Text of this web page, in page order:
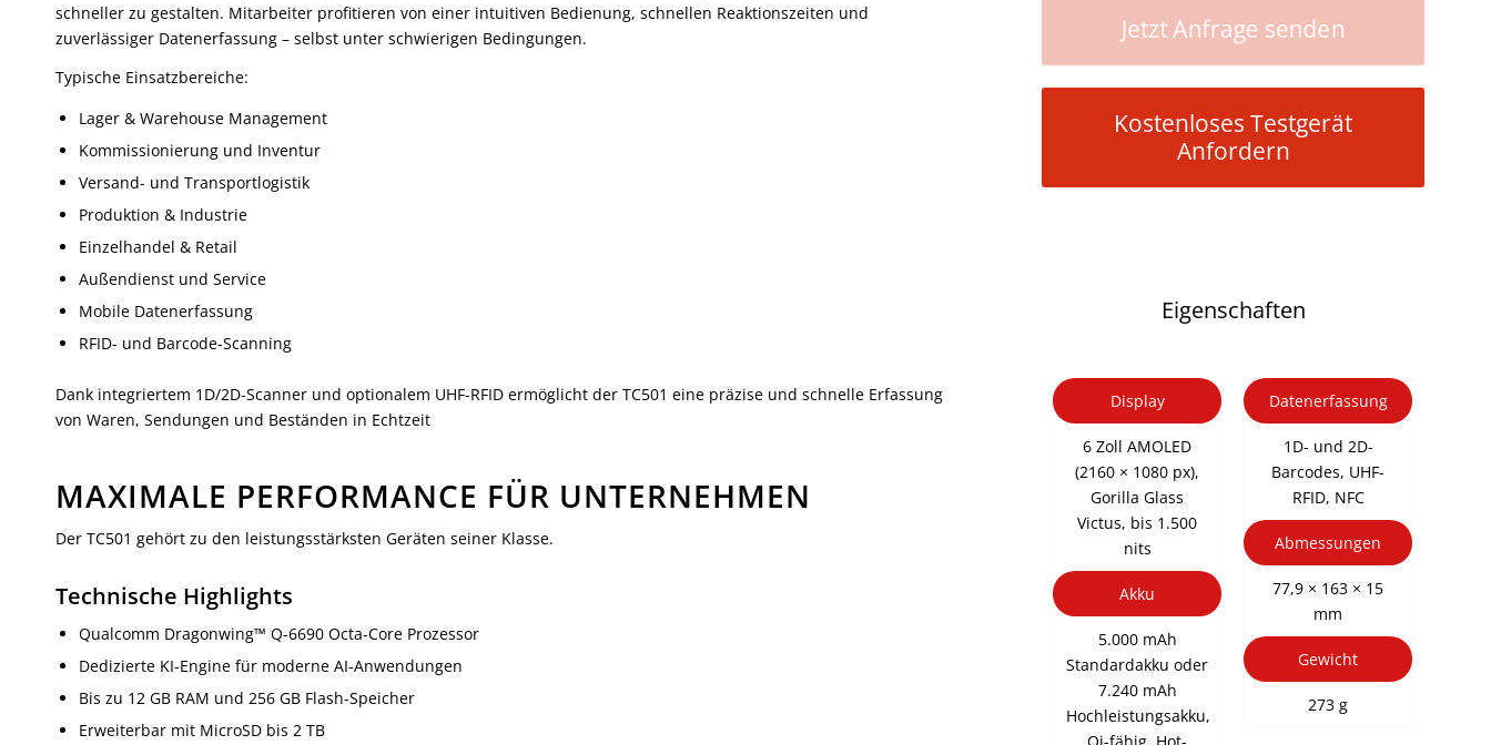
schneller zu gestalten. Mitarbeiter profitieren von einer intuitiven Bedienung, schnellen Reaktionszeiten und
zuverlässiger Datenerfassung – selbst unter schwierigen Bedingungen.
Typische Einsatzbereiche:
Lager & Warehouse Management
Kommissionierung und Inventur
Versand- und Transportlogistik
Produktion & Industrie
Einzelhandel & Retail
Außendienst und Service
Mobile Datenerfassung
RFID- und Barcode-Scanning
Dank integriertem 1D/2D-Scanner und optionalem UHF-RFID ermöglicht der TC501 eine präzise und schnelle Erfassung
von Waren, Sendungen und Beständen in Echtzeit
MAXIMALE PERFORMANCE FÜR UNTERNEHMEN
Der TC501 gehört zu den leistungsstärksten Geräten seiner Klasse.
Technische Highlights
Qualcomm Dragonwing™ Q-6690 Octa-Core Prozessor
Dedizierte KI-Engine für moderne AI-Anwendungen
Bis zu 12 GB RAM und 256 GB Flash-Speicher
Erweiterbar mit MicroSD bis 2 TB
Jetzt Anfrage senden
Kostenloses Testgerät
Anfordern
Eigenschaften
Display
6 Zoll AMOLED
(2160 × 1080 px),
Gorilla Glass
Victus, bis 1.500
nits
Akku
5.000 mAh
Standardakku oder
7.240 mAh
Hochleistungsakku,
Datenerfassung
1D- und 2D-
Barcodes, UHF-
RFID, NFC
Abmessungen
77,9 × 163 × 15
mm
Gewicht
273 g